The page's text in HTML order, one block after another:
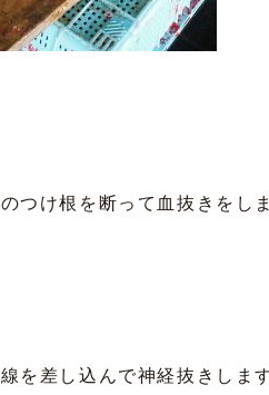
つけ根を断って血抜きをし
を差し込んで神経抜きしま